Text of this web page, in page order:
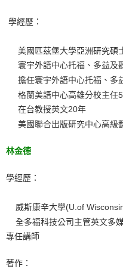
學經歷：
美國匹茲堡大學亞洲研究碩
寰宇外語中心托福、多益及
擔任寰宇外語中心托福、多
格蘭美語中心高雄分校主任
在台教授英文20年
美國聯合出版研究中心高級
林金德
學經歷：
威斯康辛大學(U.of
全多福科技公司主管英文多
專任講師
著作：